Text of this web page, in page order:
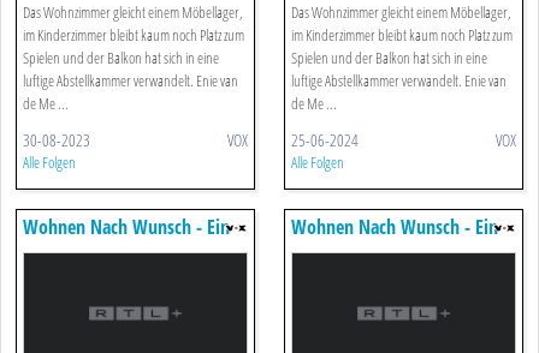
Das Wohnzimmer gleicht einem Möbellager,
im Kinderzimmer bleibt kaum noch Platz zum
Spielen und der Balkon hat sich in eine
luftige Abstellkammer verwandelt. Enie van
de Me ...
30-08-2023 VOX
Alle Folgen
Das Wohnzimmer gleicht einem Möbellager,
im Kinderzimmer bleibt kaum noch Platz zum
Spielen und der Balkon hat sich in eine
luftige Abstellkammer verwandelt. Enie van
de Me ...
25-06-2024 VOX
Alle Folgen
Wohnen Nach Wunsch - Ein
Duo Für Vier Wände
Wohnen Nach Wunsch - Ein
Duo Für Vier Wände